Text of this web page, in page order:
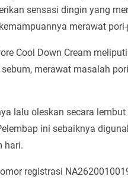
sensasi dingin yang
merawat
Cool Down Cream
merawat masalah
lalu oleskan secara
ini sebaiknya
hari.
registrasi